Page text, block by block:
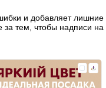
и добавляет лишние
за тем, чтобы надписи на